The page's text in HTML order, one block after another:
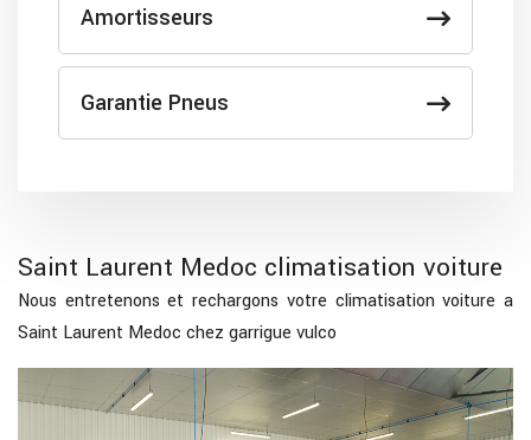
Amortisseurs
Garantie Pneus
Saint Laurent Medoc climatisation voiture
Nous entretenons et rechargons votre climatisation voiture a
Saint Laurent Medoc chez garrigue vulco